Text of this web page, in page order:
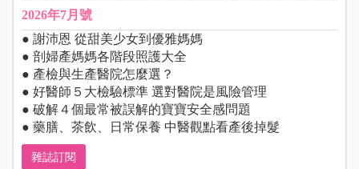
2026年7月號
● 謝沛恩 從甜美少女到優雅媽媽
● 剖婦產媽媽各階段照護大全
● 產檢與生產醫院怎麼選？
● 好醫師５大檢驗標準 選對醫院是風險管理
● 破解４個最常被誤解的寶寶安全感問題
● 藥膳、茶飲、日常保養 中醫觀點看產後掉髮
雜誌訂閱